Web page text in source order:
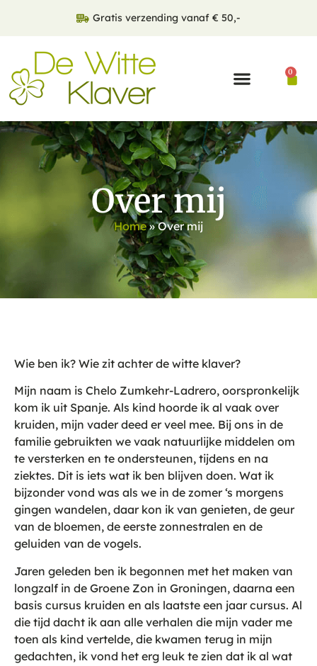
Gratis verzending vanaf € 50,-
0
Over mij
Home»Over mij
Wie ben ik? Wie zit achter de witte klaver?
Mijn naam is Chelo Zumkehr-Ladrero, oorspronkelijk
kom ik uit Spanje. Als kind hoorde ik al vaak over
kruiden, mijn vader deed er veel mee. Bij ons in de
familie gebruikten we vaak natuurlijke middelen om
te versterken en te ondersteunen, tijdens en na
ziektes. Dit is iets wat ik ben blijven doen. Wat ik
bijzonder vond was als we in de zomer ‘s morgens
gingen wandelen, daar kon ik van genieten, de geur
van de bloemen, de eerste zonnestralen en de
geluiden van de vogels.
Jaren geleden ben ik begonnen met het maken van
longzalf in de Groene Zon in Groningen, daarna een
basis cursus kruiden en als laatste een jaar cursus. Al
die tijd dacht ik aan alle verhalen die mijn vader me
toen als kind vertelde, die kwamen terug in mijn
gedachten, ik vond het erg leuk te zien dat ik al wat